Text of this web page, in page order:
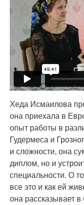
Хеда Исмаилова
она приехала в
опыт работы в
Гудермеса и
и сложности, она
диплом, но и
специальности. О
все это и как ей
она рассказывает